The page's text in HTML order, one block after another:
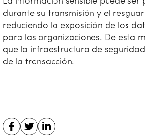
durante su transmisión y el
reduciendo la exposición de los
para las organizaciones. De esta
que la infraestructura de
de la transacción.